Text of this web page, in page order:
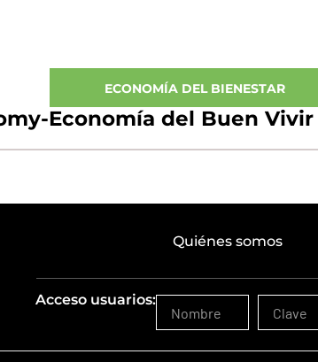
ECONOMÍA DEL BIENESTAR
Economía del Buen Vivir
Quiénes somos
Acceso usuarios: